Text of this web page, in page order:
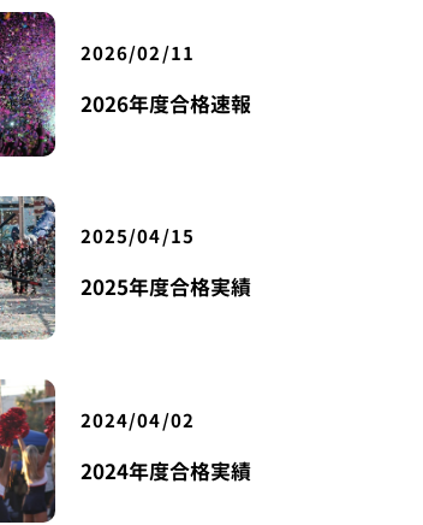
2026/02/11
2026年度合格速報
2025/04/15
2025年度合格実績
2024/04/02
2024年度合格実績